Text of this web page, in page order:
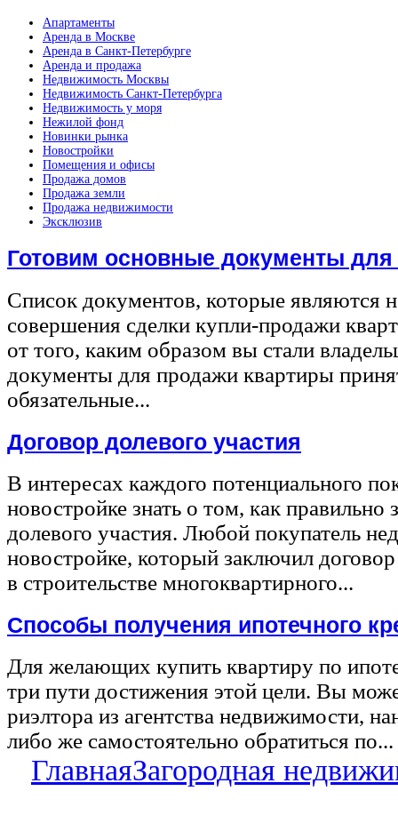
Апартаменты
Аренда в Москве
Аренда в Санкт-Петербурге
Аренда и продажа
Недвижимость Москвы
Недвижимость Санкт-Петербурга
Недвижимость у моря
Нежилой фонд
Новинки рынка
Новостройки
Помещения и офисы
Продажа домов
Продажа земли
Продажа недвижимости
Эксклюзив
Готовим основные документы
Список документов, которые являются
совершения сделки купли-продажи
от того, каким образом вы стали
документы для продажи квартиры
обязательные...
Договор долевого участия
В интересах каждого потенциального
новостройке знать о том, как правильно
долевого участия. Любой покупатель
новостройке, который заключил
в строительстве многоквартирного...
Способы получения ипотечного
Для желающих купить квартиру по
три пути достижения этой цели. Вы
риэлтора из агентства недвижимости,
либо же самостоятельно обратиться по...
ГлавнаяЗагородная